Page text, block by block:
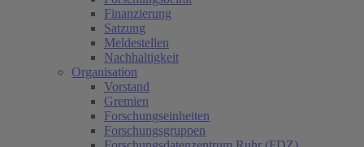
Finanzierung
Satzung
Meldestellen
Nachhaltigkeit
Organisation
Vorstand
Gremien
Forschungseinheiten
Forschungsgruppen